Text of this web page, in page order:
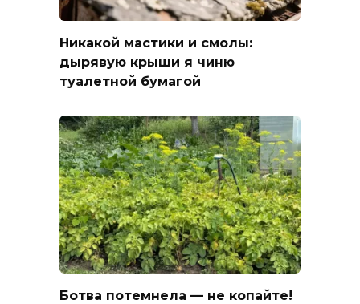
Никакой мастики и смолы:
дырявую крыши я чиню
туалетной бумагой
Ботва потемнела — не копайте!